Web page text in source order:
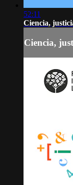
52:11
Ciencia,
Ciencia,